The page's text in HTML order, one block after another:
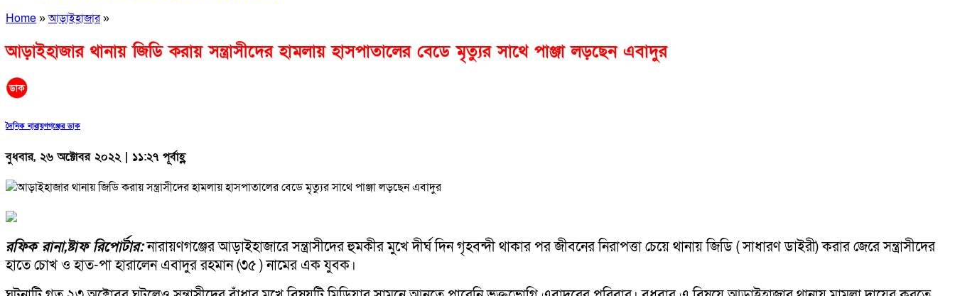
Home»আড়াইহাজার»
আড়াইহাজার থানায় জিডি করায় সন্ত্রাসীদের হামলায় হাসপাতালের বেডে মৃত্যুর সাথে পাঞ্জা লড়ছেন এবাদুর
দৈনিক নারায়ণগঞ্জের ডাক
বুধবার, ২৬ অক্টোবর ২০২২ | ১১:২৭ পূর্বাহ্ণ
রফিক রানা,ষ্টাফ রিপোর্টার:নারায়ণগঞ্জের আড়াইহাজারে সন্ত্রাসীদের হুমকীর মুখে দীর্ঘ দিন গৃহবন্দী থাকার পর জীবনের নিরাপত্তা চেয়ে থানায় জিডি ( সাধারণ ডাইরী) করার জেরে সন্ত্রাসীদের
হাতে চোখ ও হাত-পা হারালেন এবাদুর রহমান (৩৫ ) নামের এক যুবক।